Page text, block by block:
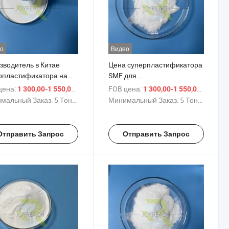
в Китае
на
меламина
меламина
1 300,00-1 550,00 $
Заказ: 5 Тонны
Запрос
Видео
Цена суперпластификатора
SMF для
водонепроницаемого
раствора с уменьшением
FOB цена: 1 300,00-1 550,00 $
Минимальный Заказ: 5 Тонны
Отправить Запрос